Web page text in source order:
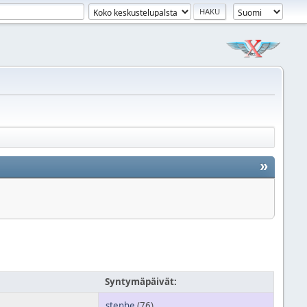
»
Syntymäpäivät: